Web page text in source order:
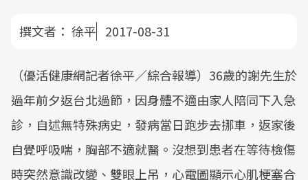
撰文者： 徐平 2017-08-31
（優活健康網記者徐平／綜合報導）36歲的謝先生於
過年前夕返台北過節，因身體不適由家人陪同下入急
診，自述無特殊病史，發病當日跑步去挪車，返家後
自覺呼吸喘，胸部不適就醫。沒想到患者在等待檢傷
時突然意識改變、雙眼上吊，心電圖顯示心肌梗塞合